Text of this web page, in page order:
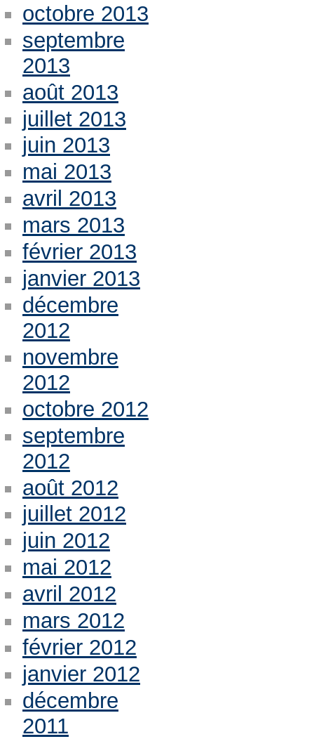
octobre 2013
septembre
2013
août 2013
juillet 2013
juin 2013
mai 2013
avril 2013
mars 2013
février 2013
janvier 2013
décembre
2012
novembre
2012
octobre 2012
septembre
2012
août 2012
juillet 2012
juin 2012
mai 2012
avril 2012
mars 2012
février 2012
janvier 2012
décembre
2011